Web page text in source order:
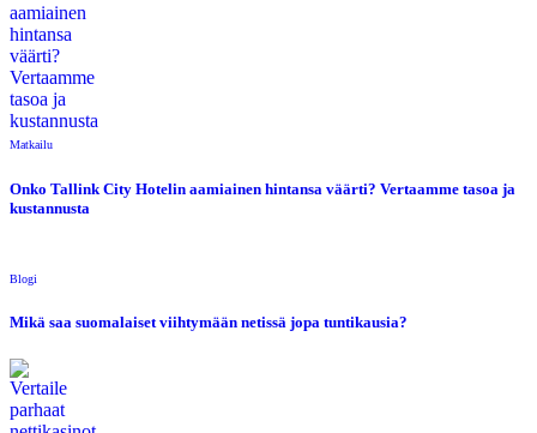
Matkailu
Onko Tallink City Hotelin aamiainen hintansa väärti? Vertaamme tasoa ja
kustannusta
Blogi
Mikä saa suomalaiset viihtymään netissä jopa tuntikausia?